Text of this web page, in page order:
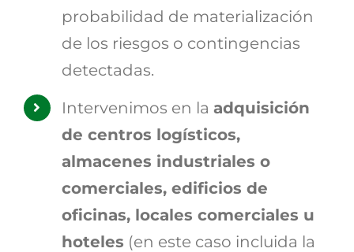
probabilidad de materialización
de los riesgos o contingencias
detectadas.
Intervenimos en la adquisición
de centros logísticos,
almacenes industriales o
comerciales, edificios de
oficinas, locales comerciales u
hoteles (en este caso incluida la